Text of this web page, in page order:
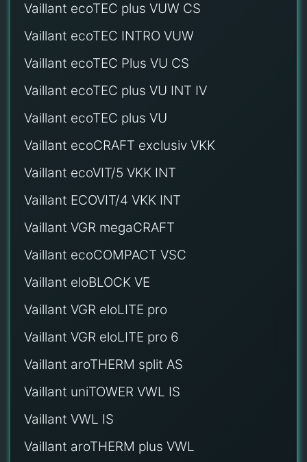
Vaillant ecoTEC plus VUW CS
Vaillant ecoTEC INTRO VUW
Vaillant ecoTEC Plus VU CS
Vaillant ecoTEC plus VU INT IV
Vaillant ecoTEC plus VU
Vaillant ecoCRAFT exclusiv VKK
Vaillant ecoVIT/5 VKK INT
Vaillant ECOVIT/4 VKK INT
Vaillant VGR megaCRAFT
Vaillant ecoCOMPACT VSC
Vaillant eloBLOCK VE
Vaillant VGR eloLITE pro
Vaillant VGR eloLITE pro 6
Vaillant aroTHERM split AS
Vaillant uniTOWER VWL IS
Vaillant VWL IS
Vaillant aroTHERM plus VWL